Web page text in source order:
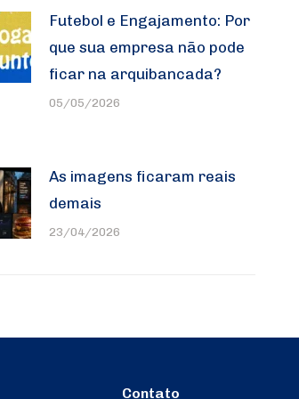
Futebol e Engajamento: Por
que sua empresa não pode
ficar na arquibancada?
05/05/2026
As imagens ficaram reais
demais
23/04/2026
Contato